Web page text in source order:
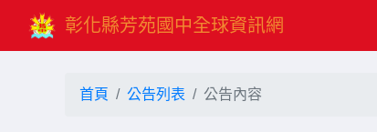
彰化縣芳苑國中全球資訊網
首頁 公告列表 公告內容